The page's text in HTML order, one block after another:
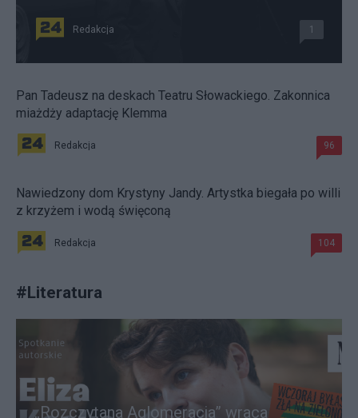
Redakcja 1
Pan Tadeusz na deskach Teatru Słowackiego. Zakonnica
miażdży adaptację Klemma
Redakcja 96
Nawiedzony dom Krystyny Jandy. Artystka biegała po willi
z krzyżem i wodą święconą
Redakcja 104
#Literatura
„Rozczytana Aglomeracja” wraca